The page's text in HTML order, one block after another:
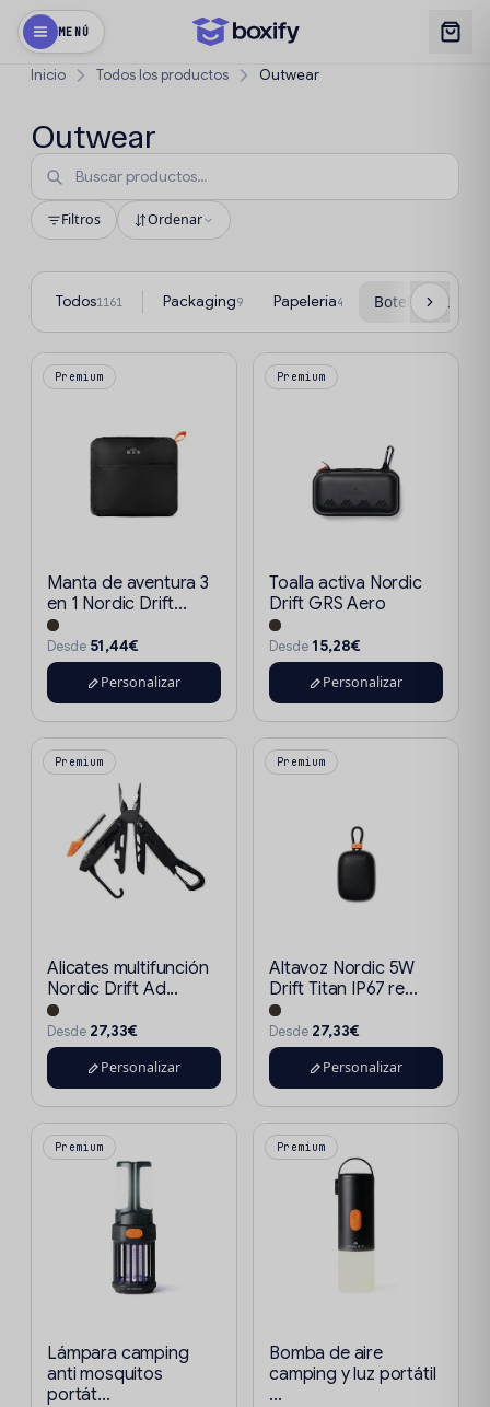
MENÚ
Inicio Todos los productos Outwear
Outwear
Filtros Ordenar
Todos1161 Packaging9 Papelería4 Botellas y
Premium
Manta de aventura 3
en 1 Nordic Drift...
Desde 51,44€
Personalizar
Premium
Toalla activa Nordic
Drift GRS Aero
Desde 15,28€
Personalizar
Premium
Alicates multifunción
Nordic Drift Ad...
Desde 27,33€
Personalizar
Premium
Altavoz Nordic 5W
Drift Titan IP67 re...
Desde 27,33€
Personalizar
Premium
Lámpara camping
anti mosquitos
portát...
Premium
Bomba de aire
camping y luz portátil
...